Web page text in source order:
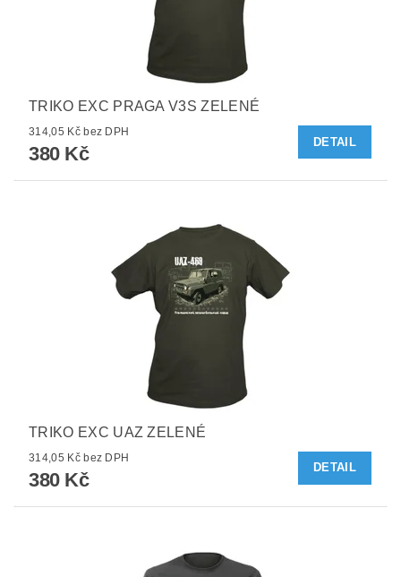
TRIKO EXC PRAGA V3S ZELENÉ
314,05 Kč bez DPH
380 Kč
DETAIL
TRIKO EXC UAZ ZELENÉ
314,05 Kč bez DPH
380 Kč
DETAIL